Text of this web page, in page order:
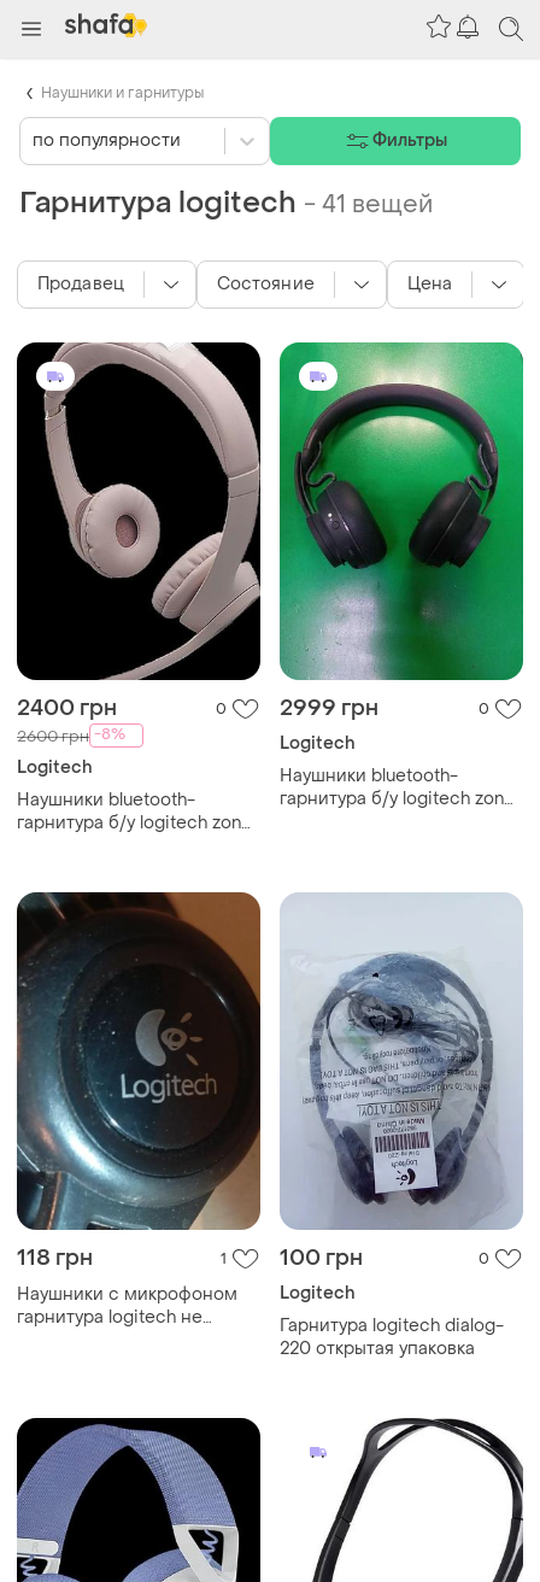
Гарнитура logitech -41 вещей
2400 грн 0
2600 грн -8%
Logitech
Наушники bluetooth-
гарнитура б/у logitech zone
2999 грн 0
Logitech
Наушники bluetooth-
гарнитура б/у logitech zone
118 грн 1
Наушники с микрофоном
гарнитура logitech не
100 грн 0
Logitech
Гарнитура logitech dialog-
220 открытая упаковка
Продавец Состояние Цена
по популярности Фильтры
Наушники и гарнитуры